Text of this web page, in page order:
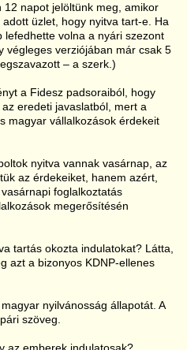
napot jelöltünk meg, amikor
üzlet, hogy nyitva tart-e. Ha
lefedhette volna a nyári szezont
végleges verziójában már csak 5
– a szerk.)
a Fidesz padsoraiból, hogy
eredeti javaslatból, mert a
magyar vállalkozások érdekeit
nyitva vannak vasárnap, az
az érdekeiket, hanem azért,
foglalkoztatás
megerősítésén
tartás okozta indulatokat? Látta,
azt a bizonyos KDNP-ellenes
nyilvánosság állapotát. A
szöveg.